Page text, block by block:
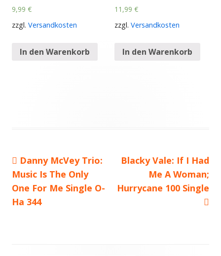
9,99 €
zzgl. Versandkosten
In den Warenkorb
11,99 €
zzgl. Versandkosten
In den Warenkorb
Beitragsnavigation
Vorheriger
Beitrag:
Danny McVey Trio:
Music Is The Only
One For Me Single O-
Ha 344
Nächster
Beitrag
Blacky Vale: If I Had
Me A Woman;
Hurrycane 100 Single